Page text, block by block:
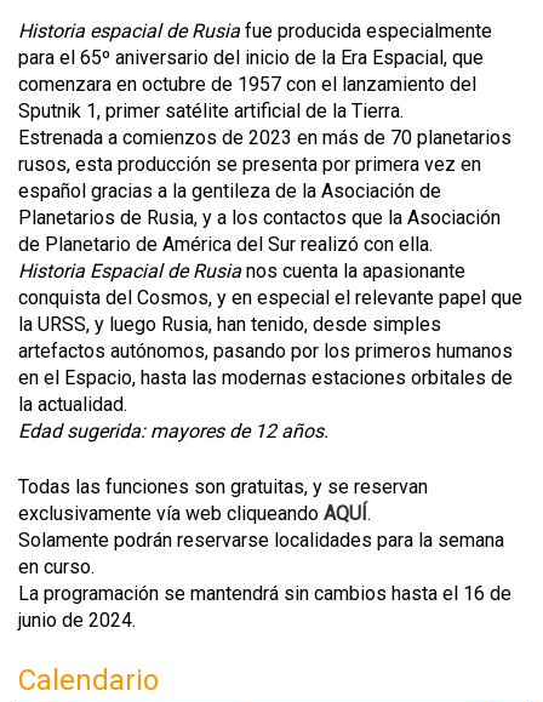
Historia espacial de Rusia fue producida especialmente
para el 65º aniversario del inicio de la Era Espacial, que
comenzara en octubre de 1957 con el lanzamiento del
Sputnik 1, primer satélite artificial de la Tierra.
Estrenada a comienzos de 2023 en más de 70 planetarios
rusos, esta producción se presenta por primera vez en
español gracias a la gentileza de la Asociación de
Planetarios de Rusia, y a los contactos que la Asociación
de Planetario de América del Sur realizó con ella.
Historia Espacial de Rusia nos cuenta la apasionante
conquista del Cosmos, y en especial el relevante papel que
la URSS, y luego Rusia, han tenido, desde simples
artefactos autónomos, pasando por los primeros humanos
en el Espacio, hasta las modernas estaciones orbitales de
la actualidad.
Edad sugerida: mayores de 12 años.
Todas las funciones son gratuitas, y se reservan
exclusivamente vía web cliqueando AQUÍ.
Solamente podrán reservarse localidades para la semana
en curso.
La programación se mantendrá sin cambios hasta el 16 de
junio de 2024.
Calendario